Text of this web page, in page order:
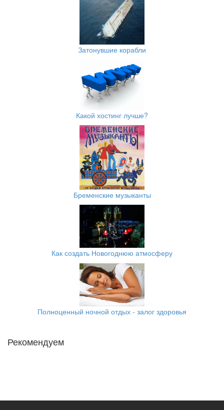
Затонувшие корабли
Какой хостинг лучше?
Бременские музыканты
Как создать Новогоднюю атмосферу
Полноценный ночной отдых - залог здоровья
Рекомендуем